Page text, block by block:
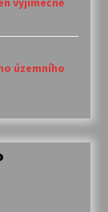
územního